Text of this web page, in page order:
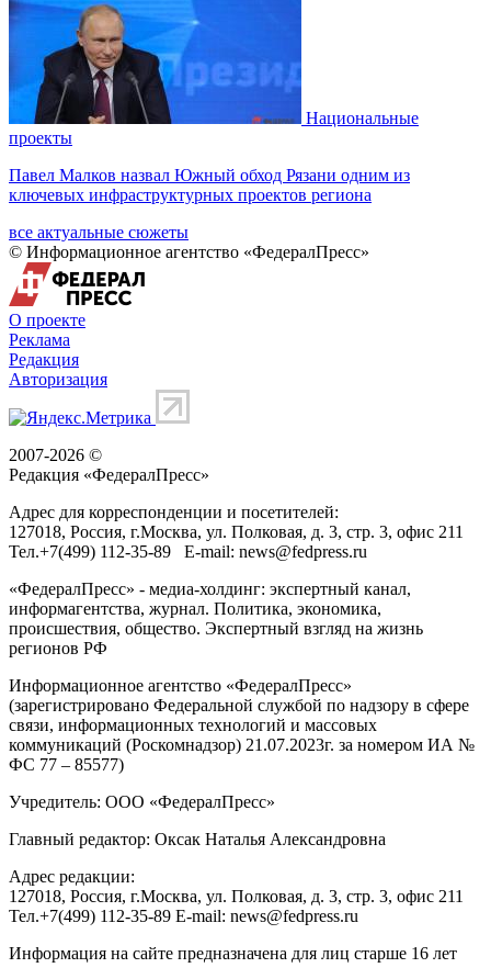
Национальные
проекты
Павел Малков назвал Южный обход Рязани одним из
ключевых инфраструктурных проектов региона
все актуальные сюжеты
© Информационное агентство «ФедералПресс»
О проекте
Реклама
Редакция
Авторизация
2007-2026 ©
Редакция «ФедералПресс»
Адрес для корреспонденции и посетителей:
127018, Россия, г.Москва, ул. Полковая, д. 3, стр. 3, офис 211
Тел.+7(499) 112-35-89 E-mail: news@fedpress.ru
«ФедералПресс» - медиа-холдинг: экспертный канал,
информагентства, журнал. Политика, экономика,
происшествия, общество. Экспертный взгляд на жизнь
регионов РФ
Информационное агентство «ФедералПресс»
(зарегистрировано Федеральной службой по надзору в сфере
связи, информационных технологий и массовых
коммуникаций (Роскомнадзор) 21.07.2023г. за номером ИА №
ФС 77 – 85577)
Учредитель: ООО «ФедералПресс»
Главный редактор: Оксак Наталья Александровна
Адрес редакции:
127018, Россия, г.Москва, ул. Полковая, д. 3, стр. 3, офис 211
Тел.+7(499) 112-35-89 E-mail: news@fedpress.ru
Информация на сайте предназначена для лиц старше 16 лет